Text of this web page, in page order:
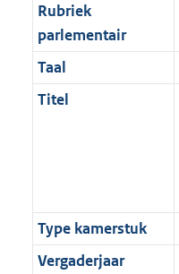
Rubriek
parlementair
Taal
Titel
Type kamerstuk
Vergaderjaar